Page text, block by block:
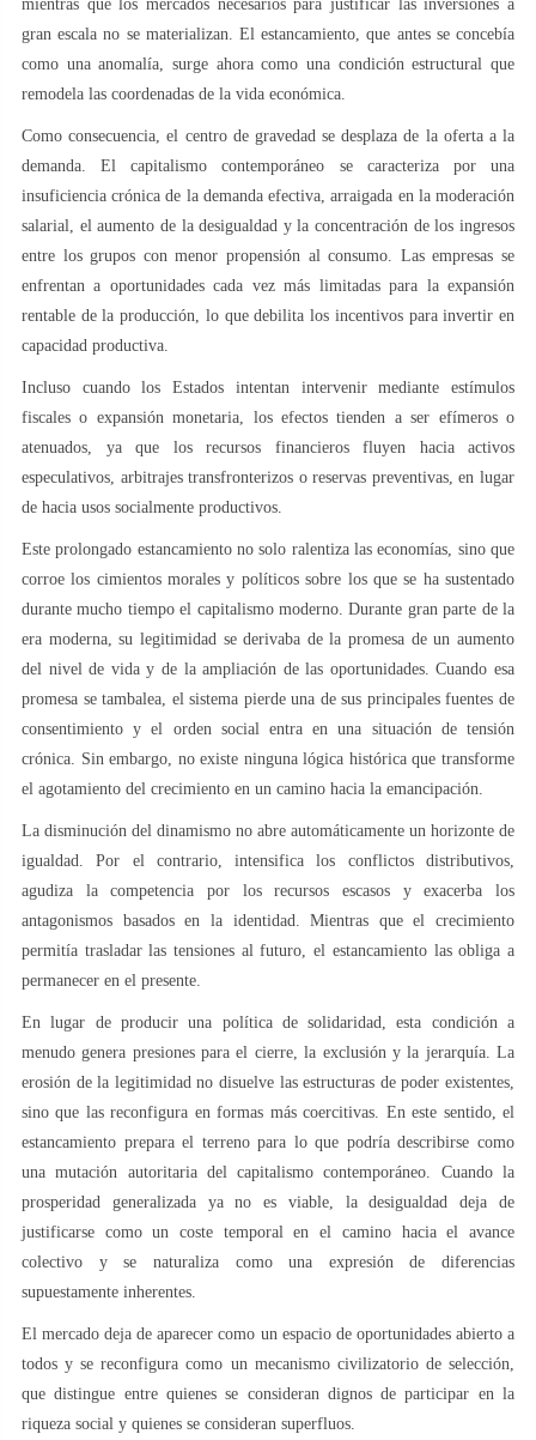
mientras que los mercados necesarios para justificar las inversiones a
gran escala no se materializan. El estancamiento, que antes se concebía
como una anomalía, surge ahora como una condición estructural que
remodela las coordenadas de la vida económica.
Como consecuencia, el centro de gravedad se desplaza de la oferta a la
demanda. El capitalismo contemporáneo se caracteriza por una
insuficiencia crónica de la demanda efectiva, arraigada en la moderación
salarial, el aumento de la desigualdad y la concentración de los ingresos
entre los grupos con menor propensión al consumo. Las empresas se
enfrentan a oportunidades cada vez más limitadas para la expansión
rentable de la producción, lo que debilita los incentivos para invertir en
capacidad productiva.
Incluso cuando los Estados intentan intervenir mediante estímulos
fiscales o expansión monetaria, los efectos tienden a ser efímeros o
atenuados, ya que los recursos financieros fluyen hacia activos
especulativos, arbitrajes transfronterizos o reservas preventivas, en lugar
de hacia usos socialmente productivos.
Este prolongado estancamiento no solo ralentiza las economías, sino que
corroe los cimientos morales y políticos sobre los que se ha sustentado
durante mucho tiempo el capitalismo moderno. Durante gran parte de la
era moderna, su legitimidad se derivaba de la promesa de un aumento
del nivel de vida y de la ampliación de las oportunidades. Cuando esa
promesa se tambalea, el sistema pierde una de sus principales fuentes de
consentimiento y el orden social entra en una situación de tensión
crónica. Sin embargo, no existe ninguna lógica histórica que transforme
el agotamiento del crecimiento en un camino hacia la emancipación.
La disminución del dinamismo no abre automáticamente un horizonte de
igualdad. Por el contrario, intensifica los conflictos distributivos,
agudiza la competencia por los recursos escasos y exacerba los
antagonismos basados en la identidad. Mientras que el crecimiento
permitía trasladar las tensiones al futuro, el estancamiento las obliga a
permanecer en el presente.
En lugar de producir una política de solidaridad, esta condición a
menudo genera presiones para el cierre, la exclusión y la jerarquía. La
erosión de la legitimidad no disuelve las estructuras de poder existentes,
sino que las reconfigura en formas más coercitivas. En este sentido, el
estancamiento prepara el terreno para lo que podría describirse como
una mutación autoritaria del capitalismo contemporáneo. Cuando la
prosperidad generalizada ya no es viable, la desigualdad deja de
justificarse como un coste temporal en el camino hacia el avance
colectivo y se naturaliza como una expresión de diferencias
supuestamente inherentes.
El mercado deja de aparecer como un espacio de oportunidades abierto a
todos y se reconfigura como un mecanismo civilizatorio de selección,
que distingue entre quienes se consideran dignos de participar en la
riqueza social y quienes se consideran superfluos.